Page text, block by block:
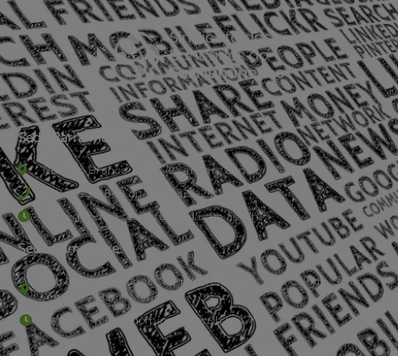
Sede Barra Mansa
Rua Rio Branco, nº107 (2º andar), Centro - Cep: 27.330-030
(24) 3323-2848 ou (24) 3323-2500
De segunda à sexta-feira , das 9h às 17h.
Sede Campestre:
Estrada Governador Chagas Freitas – 3.780 – Colônia Santo
Antônio – Barra Mansa
De terça-feira a domingo, das 9h às 17h